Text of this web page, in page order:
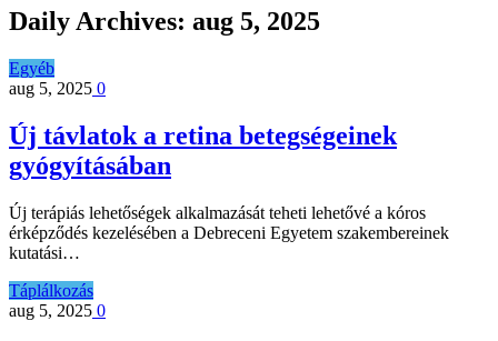
Daily Archives: aug 5, 2025
Egyéb
aug 5, 2025 0
Új távlatok a retina betegségeinek
gyógyításában
Új terápiás lehetőségek alkalmazását teheti lehetővé a kóros
érképződés kezelésében a Debreceni Egyetem szakembereinek
kutatási…
Táplálkozás
aug 5, 2025 0